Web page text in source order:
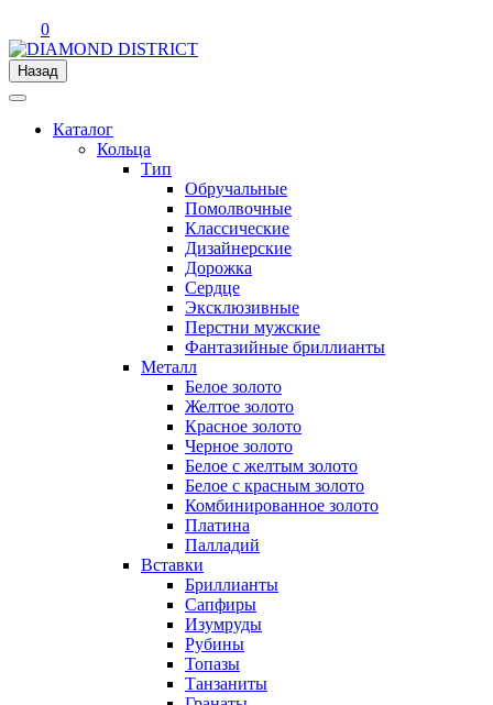
0
Назад
Каталог
Кольца
Тип
Обручальные
Помолвочные
Классические
Дизайнерские
Дорожка
Сердце
Эксклюзивные
Перстни мужские
Фантазийные бриллианты
Металл
Белое золото
Желтое золото
Красное золото
Черное золото
Белое с желтым золото
Белое с красным золото
Комбинированное золото
Платина
Палладий
Вставки
Бриллианты
Сапфиры
Изумруды
Рубины
Топазы
Танзаниты